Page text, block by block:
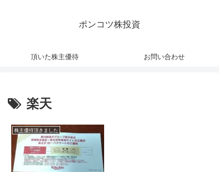
ポンコツ株投資
頂いた株主優待 お問い合わせ
楽天
株主優待頂きました